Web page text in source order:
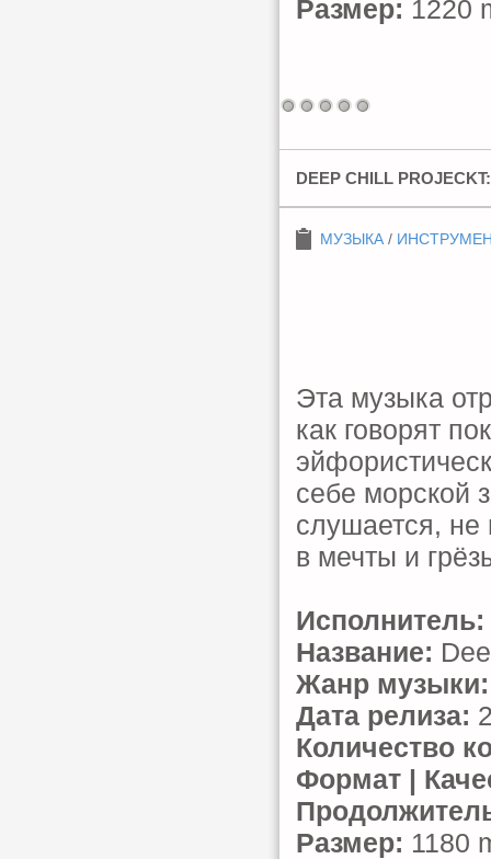
Размер: 1220
DEEP CHILL
МУЗЫКА /
Эта музыка
как говорят
себе морской
слушается, не
в мечты и
Исполнитель:
Название:
Жанр музыки:
Дата релиза:
Количество
Формат |
Размер: 1180